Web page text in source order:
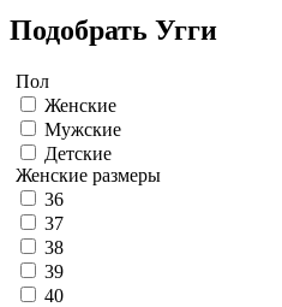
Подобрать Угги
Пол
Женские
Мужские
Детские
Женские размеры
36
37
38
39
40